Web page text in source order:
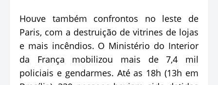
Houve também confrontos no leste de
Paris, com a destruição de vitrines de lojas
e mais incêndios. O Ministério do Interior
da França mobilizou mais de 7,4 mil
policiais e gendarmes. Até as 18h (13h em